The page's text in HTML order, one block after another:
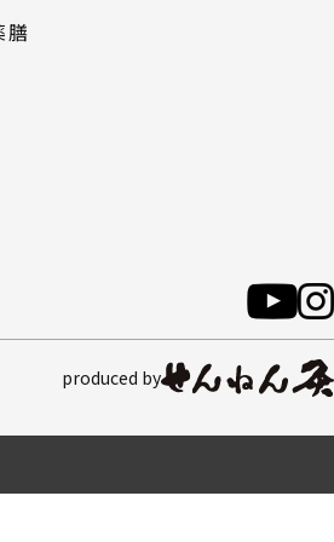
膳
produced by